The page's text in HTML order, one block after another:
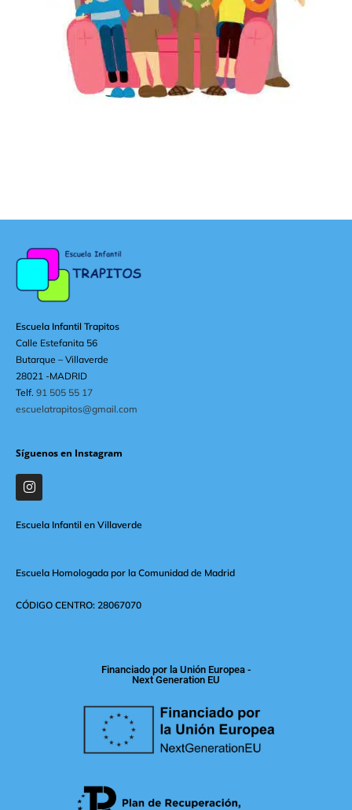
Escuela Infantil Trapitos
Calle Estefanita 56
Butarque – Villaverde
28021 -MADRID
Telf. 91 505 55 17
escuelatrapitos@gmail.com
Síguenos en Instagram
Escuela Infantil en Villaverde
Escuela Homologada por la Comunidad de Madrid
CÓDIGO CENTRO: 28067070
Financiado por la Unión Europea -
Next Generation EU